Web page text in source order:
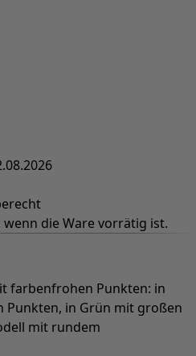
die Ware vorrätig ist.
farbenfrohen Punkten: in
Punkten, in Grün mit großen
mit rundem